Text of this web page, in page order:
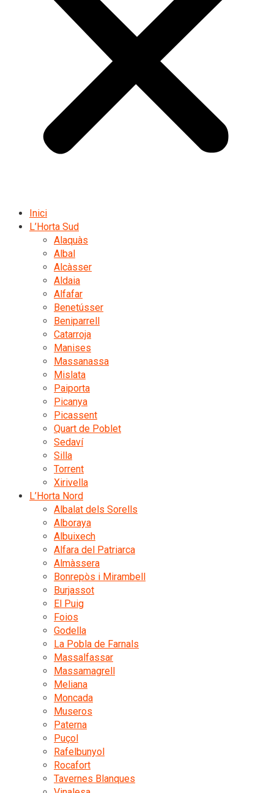
Inici
L’Horta Sud
Alaquàs
Albal
Alcàsser
Aldaia
Alfafar
Benetússer
Beniparrell
Catarroja
Manises
Massanassa
Mislata
Paiporta
Picanya
Picassent
Quart de Poblet
Sedaví
Silla
Torrent
Xirivella
L’Horta Nord
Albalat dels Sorells
Alboraya
Albuixech
Alfara del Patriarca
Almàssera
Bonrepòs i Mirambell
Burjassot
El Puig
Foios
Godella
La Pobla de Farnals
Massalfassar
Massamagrell
Meliana
Moncada
Museros
Paterna
Puçol
Rafelbunyol
Rocafort
Tavernes Blanques